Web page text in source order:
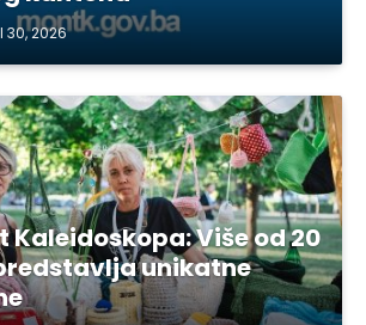
30, 2026
Kaleidoskopa: Više od 20
unikatne